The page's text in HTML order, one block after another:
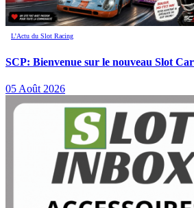
L’Actu du Slot Racing
SCP: Bienvenue sur le nouveau Slot
05 Août 2026